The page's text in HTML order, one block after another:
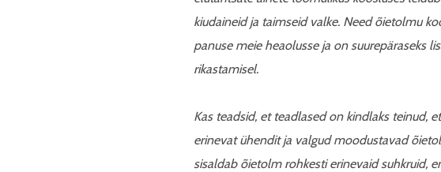
kiudaineid ja taimseid valke. Need õietolmu
panuse meie heaolusse ja on suurepäraseks
rikastamisel.
Kas teadsid, et teadlased on kindlaks teinud,
erinevat ühendit ja valgud moodustavad
sisaldab õietolm rohkesti erinevaid suhkruid,